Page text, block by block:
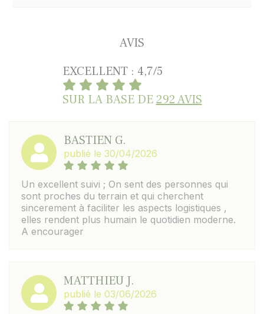
AVIS
EXCELLENT : 4,7/5
SUR LA BASE DE292 AVIS
BASTIEN G.
publié le 30/04/2026
Un excellent suivi ; On sent des personnes qui
sont proches du terrain et qui cherchent
sincerement à faciliter les aspects logistiques ,
elles rendent plus humain le quotidien moderne.
A encourager
MATTHIEU J.
publié le 03/06/2026